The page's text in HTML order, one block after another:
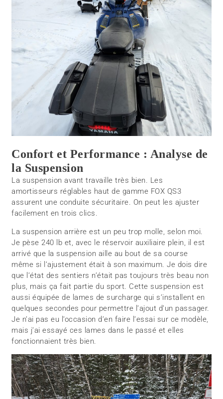
Confort et Performance : Analyse de
la Suspension
La suspension avant travaille très bien. Les
amortisseurs réglables haut de gamme FOX QS3
assurent une conduite sécuritaire. On peut les ajuster
facilement en trois clics.
La suspension arrière est un peu trop molle, selon moi.
Je pèse 240 lb et, avec le réservoir auxiliaire plein, il est
arrivé que la suspension aille au bout de sa course
même si l’ajustement était à son maximum. Je dois dire
que l’état des sentiers n’était pas toujours très beau non
plus, mais ça fait partie du sport. Cette suspension est
aussi équipée de lames de surcharge qui s’installent en
quelques secondes pour permettre l’ajout d’un passager.
Je n’ai pas eu l’occasion d’en faire l’essai sur ce modèle,
mais j’ai essayé ces lames dans le passé et elles
fonctionnaient très bien.